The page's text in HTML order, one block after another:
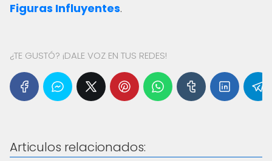
Figuras Influyentes.
¿TE GUSTÓ? ¡DALE VOZ EN TUS REDES!
Articulos relacionados: